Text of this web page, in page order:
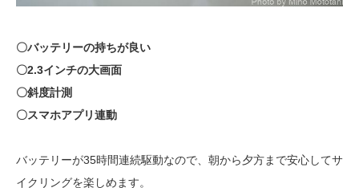
〇バッテリーの持ちが良い
〇2.3インチの大画面
〇斜度計測
〇スマホアプリ連動
バッテリーが35時間連続駆動なので、朝から夕方まで安心してサ
イクリングを楽しめます。